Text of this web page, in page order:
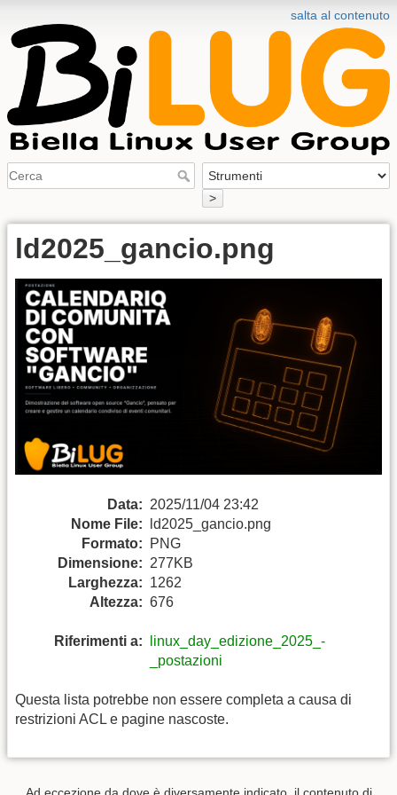
salta al contenuto
>
ld2025_gancio.png
Data: 2025/11/04 23:42
Nome File:
ld2025_gancio.png
Formato:
PNG
Dimensione: 277KB
Larghezza: 1262
Altezza: 676
Riferimenti a:
linux_day_edizione_2025_-
_postazioni
Questa lista potrebbe non essere completa a causa di
restrizioni ACL e pagine nascoste.